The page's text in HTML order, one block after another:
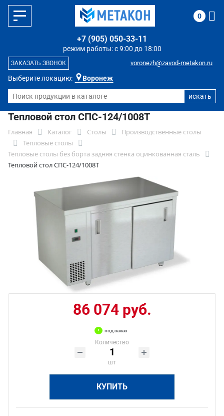
Выберите локацию: Воронеж
режим работы: с 9:00 до 18:00
+7 (905) 050-33-11
voronezh@zavod-metakon.ru
ЗАКАЗАТЬ ЗВОНОК
0
Тепловой стол СПС-124/1008Т
Главная Каталог Столы
Производственные столы
Тепловые столы
Тепловые столы без борта задняя стенка оцинкованная сталь
Тепловой стол СПС-124/1008Т
86 074 руб.
под заказ
Количество
шт
КУПИТЬ